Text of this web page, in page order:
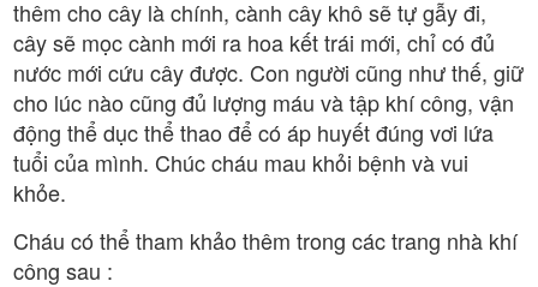
thêm cho cây là chính, cành cây khô sẽ tự gẫy đi,
cây sẽ mọc cành mới ra hoa kết trái mới, chỉ có đủ
nước mới cứu cây được. Con người cũng như thế, giữ
cho lúc nào cũng đủ lượng máu và tập khí công, vận
động thể dục thể thao để có áp huyết đúng vơi lứa
tuổi của mình. Chúc cháu mau khỏi bệnh và vui
khỏe.
Cháu có thể tham khảo thêm trong các trang nhà khí
công sau :